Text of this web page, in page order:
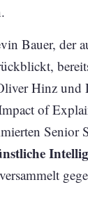
Bauer, der
Hinz
of
Senior